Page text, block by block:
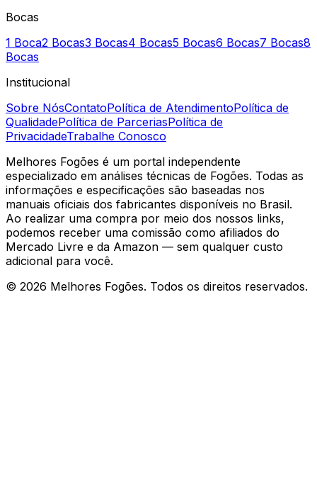
Bocas
1 Boca2 Bocas3 Bocas4 Bocas5 Bocas6 Bocas7 Bocas8
Bocas
Institucional
Sobre NósContatoPolítica de AtendimentoPolítica de
QualidadePolítica de ParceriasPolítica de
PrivacidadeTrabalhe Conosco
Melhores Fogões é um portal independente
especializado em análises técnicas de Fogões. Todas as
informações e especificações são baseadas nos
manuais oficiais dos fabricantes disponíveis no Brasil.
Ao realizar uma compra por meio dos nossos links,
podemos receber uma comissão como afiliados do
Mercado Livre e da Amazon — sem qualquer custo
adicional para você.
© 2026 Melhores Fogões. Todos os direitos reservados.